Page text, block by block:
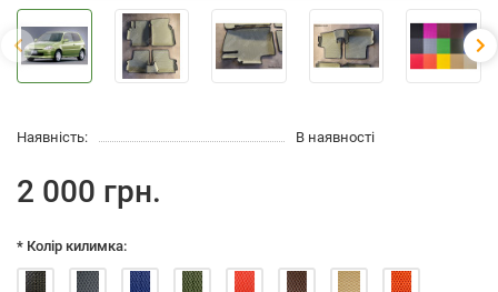
Наявність: В наявності
2 000 грн.
* Колір килимка: